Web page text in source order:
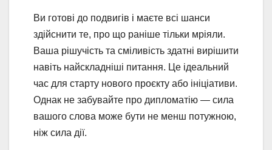
Ви готові до подвигів і маєте всі шанси
здійснити те, про що раніше тільки мріяли.
Ваша рішучість та сміливість здатні вирішити
навіть найскладніші питання. Це ідеальний
час для старту нового проєкту або ініціативи.
Однак не забувайте про дипломатію — сила
вашого слова може бути не менш потужною,
ніж сила дії.